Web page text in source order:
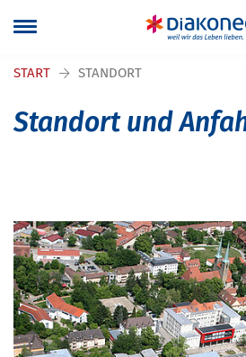
START STANDORT
Standort und